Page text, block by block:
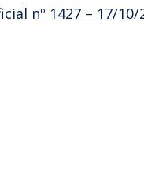
nº 1427 – 17/10/